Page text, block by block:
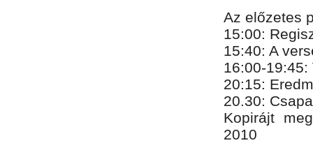
Az előzetes
15:00:
15:40: A
16:00-19:45:
20:​15​:
​20.30:
Kopirájt
2010